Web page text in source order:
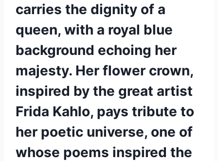
carries the dignity of a
queen, with a royal blue
background echoing her
majesty. Her flower crown,
inspired by the great artist
Frida Kahlo, pays tribute to
her poetic universe, one of
whose poems inspired the